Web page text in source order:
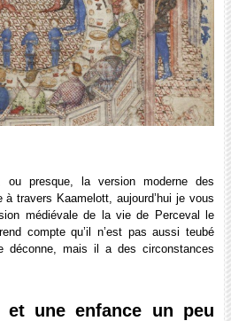
ou presque, la version moderne des
travers Kaamelott, aujourd’hui je vous
médiévale de la vie de Perceval le
compte qu’il n’est pas aussi teubé
déconne, mais il a des circonstances
et une enfance un peu